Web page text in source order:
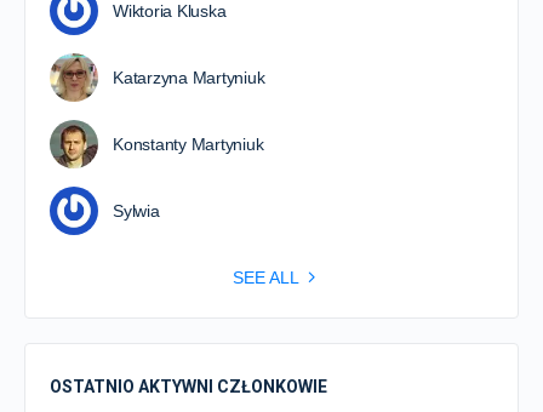
Wiktoria Kluska
Katarzyna Martyniuk
Konstanty Martyniuk
Sylwia
SEE ALL
OSTATNIO AKTYWNI CZŁONKOWIE